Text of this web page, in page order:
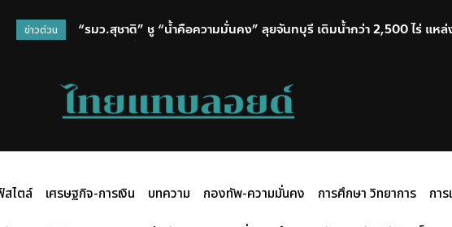
ข่าวด่วน
“รมว.สุชาติ” ชู “น้ำคือความมั่นคง” ลุยจันทบุรี เติมน้ำกว่า 2,500 ไร่ แห
สไตล์ เศรษฐกิจ-การเงิน บทความ กองทัพ-ความมั่นคง การศึกษา วิทยาการ กา